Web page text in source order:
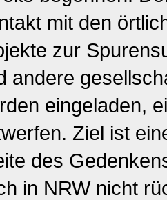
mit den
zur
andere
eingeladen,
Ziel ist
des
in NRW nicht